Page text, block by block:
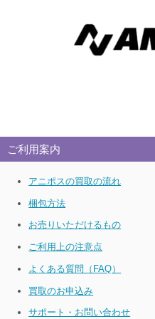
ご利用案内
アニポスの買取の流れ
梱包方法
お売りいただけるもの
ご利用上の注意点
よくある質問（FAQ）
買取のお申込み
サポート・お問い合わせ